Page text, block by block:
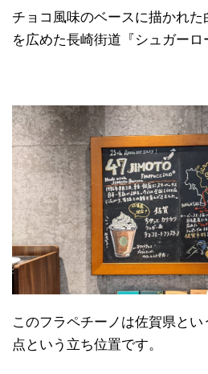
チョコ風味のベースに描かれ
を広めた長崎街道『シュガーロ
このフラペチーノは佐賀県と
点という立ち位置です。